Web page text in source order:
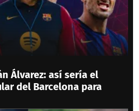
Álvarez: así sería el
del Barcelona para